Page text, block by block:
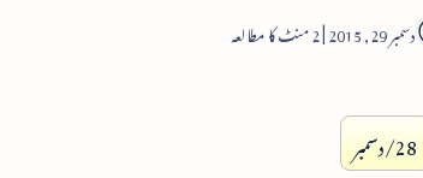
2
28/دسمبر